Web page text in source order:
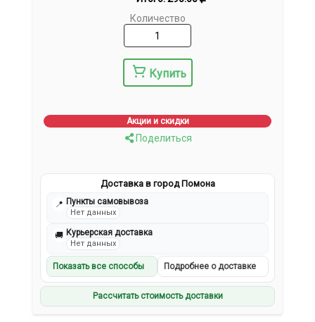
Количество
Купить
Акции и скидки
Поделиться
Доставка в город Помона
📍 Пункты самовывоза
Нет данных
🚚 Курьерская доставка
Нет данных
Показать все способы Подробнее о доставке
Рассчитать стоимость доставки